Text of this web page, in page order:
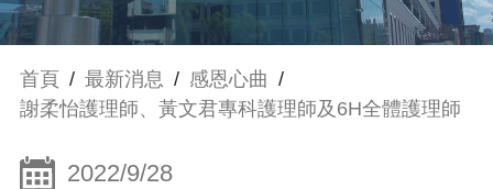
首頁 / 最新消息 / 感恩心曲 /
謝柔怡護理師、黃文君專科護理師及6H全體護理師
2022/9/28